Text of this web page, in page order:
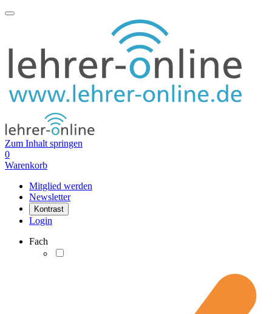
Zum Inhalt springen
0
Warenkorb
Mitglied werden
Newsletter
Kontrast
Login
Fach